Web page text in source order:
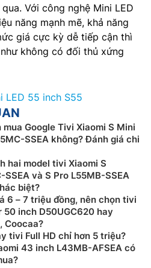
Với công nghệ Mini LED
năng mạnh mẽ, khả năng
giá cực kỳ dễ tiếp cận thì
không có đối thủ xứng
LED 55 inch S55
mua Google Tivi Xiaomi S Mini
SSEA không? Đánh giá chi
hai model tivi Xiaomi S
SSEA và S Pro L55MB-SSEA
biệt?
6 – 7 triệu đồng, nên chọn tivi
50 inch D50UGC620 hay
Coocaa?
tivi Full HD chỉ hơn 5 triệu?
43 inch L43MB-AFSEA có